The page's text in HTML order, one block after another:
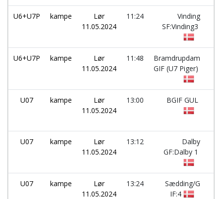
U6+U7P kampe
Lør
11.05.2024
11:24
Vinding
SF:Vinding3
U6+U7P kampe
Lør
11.05.2024
11:48
Bramdrupdam
GIF (U7 Piger)
U07 kampe
Lør
11.05.2024
13:00 BGIF GUL
U07 kampe
Lør
11.05.2024
13:12
Dalby
GF:Dalby 1
U07 kampe
Lør
11.05.2024
13:24
Sædding/G
IF:4